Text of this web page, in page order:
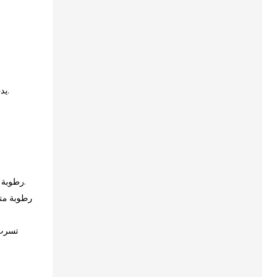
2. يدخل الماء إلى أجزاء التسخين والدائرة الداخلية لآلة تغليف الطعام بالتفريغ، مما يؤدي إلى عدم استقرار درجة الحرارة وضعف عملية التغليف.
رطوبة خفيفة: رطوبة سطحية فقط، أو تأثر بالبخار، أو رذاذ خفيف. بعد التجفيف والتنظيف، يمكن لجهاز تغليف الطعام بالتفريغ استعادة حالته بالكامل.
رطوبة